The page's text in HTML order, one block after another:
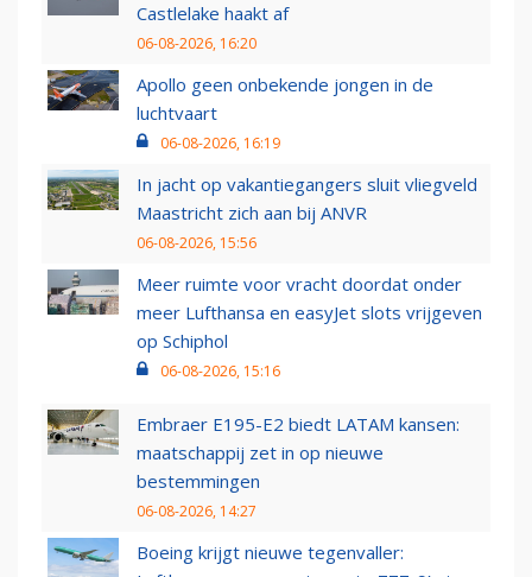
Castlelake haakt af
06-08-2026, 16:20
Apollo geen onbekende jongen in de
luchtvaart
06-08-2026, 16:19
In jacht op vakantiegangers sluit vliegveld
Maastricht zich aan bij ANVR
06-08-2026, 15:56
Meer ruimte voor vracht doordat onder
meer Lufthansa en easyJet slots vrijgeven
op Schiphol
06-08-2026, 15:16
Embraer E195-E2 biedt LATAM kansen:
maatschappij zet in op nieuwe
bestemmingen
06-08-2026, 14:27
Boeing krijgt nieuwe tegenvaller: